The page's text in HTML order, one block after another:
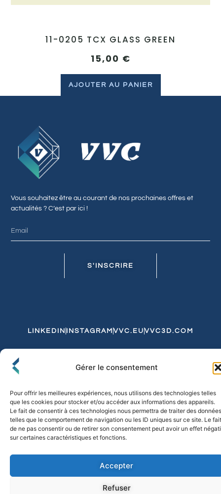
Gérer le consentement
Pour offrir les meilleures expériences, nous utilisons des technologies telles
que les cookies pour stocker et/ou accéder aux informations des appareils.
Le fait de consentir à ces technologies nous permettra de traiter des données
telles que le comportement de navigation ou les ID uniques sur ce site. Le fait
de ne pas consentir ou de retirer son consentement peut avoir un effet
sur certaines caractéristiques et fonctions.
Accepter
Refuser
11-0205 TCX GLASS GREEN
15,00 €
AJOUTER AU PANIER
Vous souhaitez être au courant de nos prochaines offres et
actualités ? C’est par ici !
S'INSCRIRE
LINKEDIN INSTAGRAM VVC.EU VVC3D.COM
Politique de Confidentialité et de CookiesExpédition et Livraison
© 2026 FLO & CO. All Rights Reserved